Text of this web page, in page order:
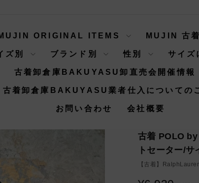
ORIGINAL ITEMS MUJIN 古
ズ別 ブランド別 性別 サイズ
古着卸倉庫BAKUYASU卸直売会開催情報
古着卸倉庫BAKUYASU業者仕入についての
お問い合わせ 会社概要
古着 POLO
トセーター/サ
【古着】